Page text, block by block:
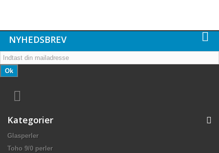
NYHEDSBREV
Ok
Kategorier
Glasperler
Toho 9/0 perler